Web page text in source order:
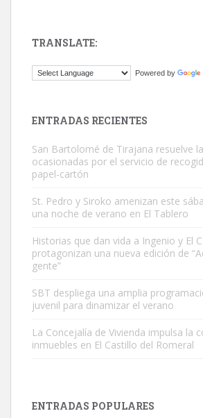
El ayuntamiento se va a llevar a Los Gatos
Este gato macho ha aparecido en la calle hace
es muy manso y extremadamente cari...
Leales.org » Gran Canaria
TRANSLATE:
Powered by
ENTRADAS RECIENTES
San Bartolomé de Tirajana resuelve
ocasionadas por el servicio de
papel-cartón
St. Pedro y Siroko amenizan este
una noche de verano en El Tablero
Historias que dan vida a Ingenio y El
protagonizan una nueva edición de
gente”
SBT despliega una amplia
juvenil para dinamizar el verano
La Concejalía de Vivienda impulsa la
inmuebles en El Castillo del Romeral
ENTRADAS POPULARES